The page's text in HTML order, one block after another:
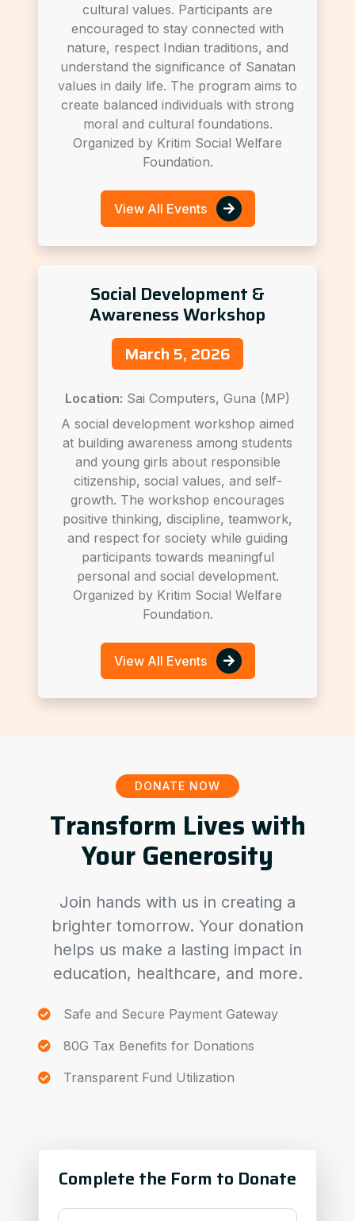
cultural values. Participants are
encouraged to stay connected with
nature, respect Indian traditions, and
understand the significance of Sanatan
values in daily life. The program aims to
create balanced individuals with strong
moral and cultural foundations.
Organized by Kritim Social Welfare
Foundation.
View All Events
Social Development &
Awareness Workshop
March 5, 2026
Location: Sai Computers, Guna (MP)
A social development workshop aimed
at building awareness among students
and young girls about responsible
citizenship, social values, and self-
growth. The workshop encourages
positive thinking, discipline, teamwork,
and respect for society while guiding
participants towards meaningful
personal and social development.
Organized by Kritim Social Welfare
Foundation.
View All Events
DONATE NOW
Transform Lives with
Your Generosity
Join hands with us in creating a
brighter tomorrow. Your donation
helps us make a lasting impact in
education, healthcare, and more.
Safe and Secure Payment Gateway
80G Tax Benefits for Donations
Transparent Fund Utilization
Complete the Form to Donate